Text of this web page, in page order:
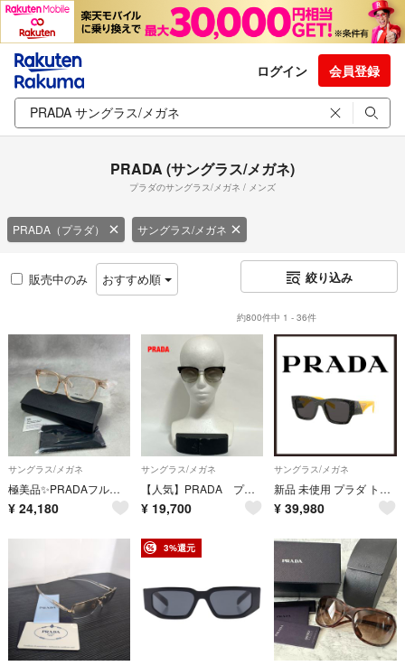
ログイン 会員登録
PRADA (サングラス/メガネ)
プラダのサングラス/メガネ / メンズ
PRADA（プラダ） サングラス/メガネ
販売中のみ おすすめ順 絞り込み
約800件中 1 - 36件
サングラス/メガネ
極美品✨PRADAフルリムウェリントン アジアンフィット クリアフレーム メガネ
¥ 24,180
サングラス/メガネ
【人気】PRADA プラダ サングラス ハーフリム ベッコウ柄 付属品付き SPR08Q ROK-0A7 140 2N
¥ 19,700
サングラス/メガネ
新品 未使用 プラダ トライアングルロゴ フルフィット サングラス イエロー【PRADA】三角プレート ヴィンテージマーブル
¥ 39,980
3%還元